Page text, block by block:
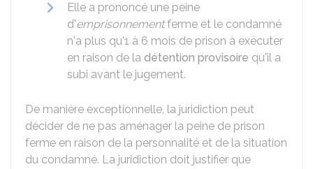
Elle a prononcé une peine
d'emprisonnementferme et le condamné
n'a plus qu'1 à 6 mois de prison à exécuter
en raison de la détention provisoire qu'il a
subi avant le jugement.
De manière exceptionnelle, la juridiction peut
décider de ne pas aménager la peine de prison
ferme en raison de la personnalité et de la situation
du condamné. La juridiction doit justifier que